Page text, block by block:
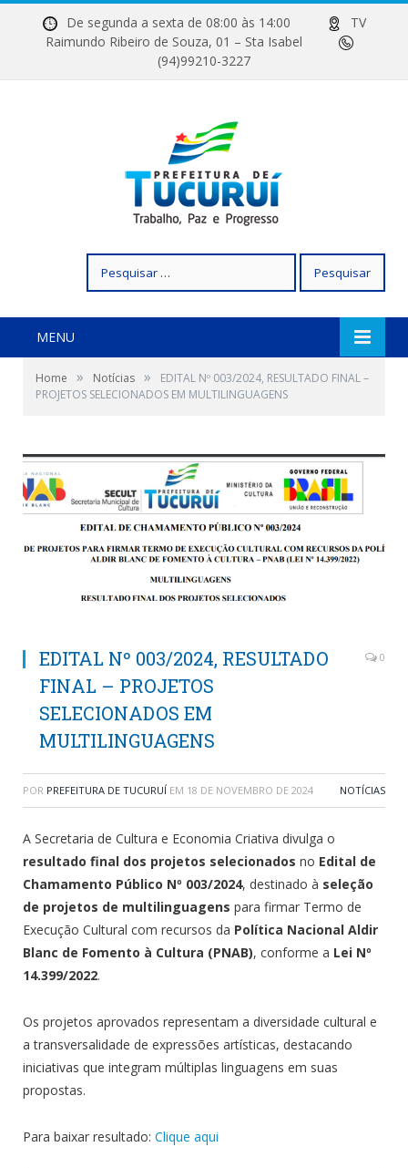
De segunda a sexta de 08:00 às 14:00
TV
Raimundo Ribeiro de Souza, 01 – Sta Isabel
(94)99210-3227
por:
MENU
Home » Notícias »
EDITAL Nº 003/2024, RESULTADO FINAL –
PROJETOS SELECIONADOS EM MULTILINGUAGENS
EDITAL Nº 003/2024, RESULTADO
FINAL – PROJETOS
SELECIONADOS EM
MULTILINGUAGENS
0
POR PREFEITURA DE TUCURUÍ EM 18 DE NOVEMBRO DE 2024 NOTÍCIAS
A Secretaria de Cultura e Economia Criativa divulga o
resultado final dos projetos selecionados no Edital de
Chamamento Público Nº 003/2024, destinado à seleção
de projetos de multilinguagens para firmar Termo de
Execução Cultural com recursos da Política Nacional Aldir
Blanc de Fomento à Cultura (PNAB), conforme a Lei Nº
14.399/2022.
Os projetos aprovados representam a diversidade cultural e
a transversalidade de expressões artísticas, destacando
iniciativas que integram múltiplas linguagens em suas
propostas.
Para baixar resultado: Clique aqui